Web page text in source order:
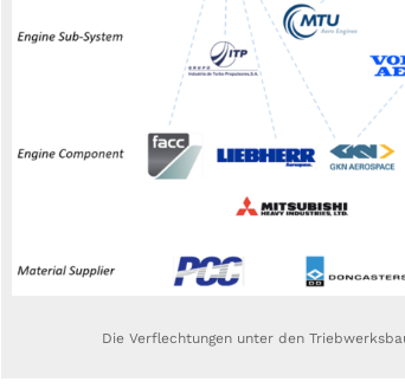
Die Verflechtungen unter den